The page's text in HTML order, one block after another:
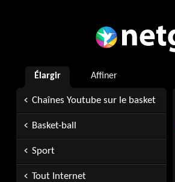
Élargir Affiner
Chaînes Youtube sur le basket
Basket-ball
Sport
Tout Internet